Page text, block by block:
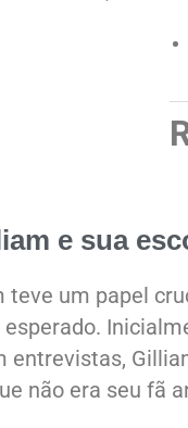
e sua
teve um papel
entrevistas,
não era seu fã